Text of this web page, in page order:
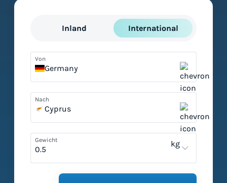
Inland International
Von
Germany
Nach
Cyprus
Gewicht kg